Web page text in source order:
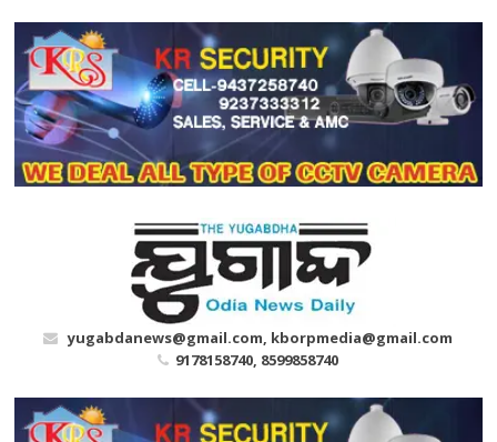
content
yugabdanews@gmail.com, kborpmedia@gmail.com
9178158740, 8599858740